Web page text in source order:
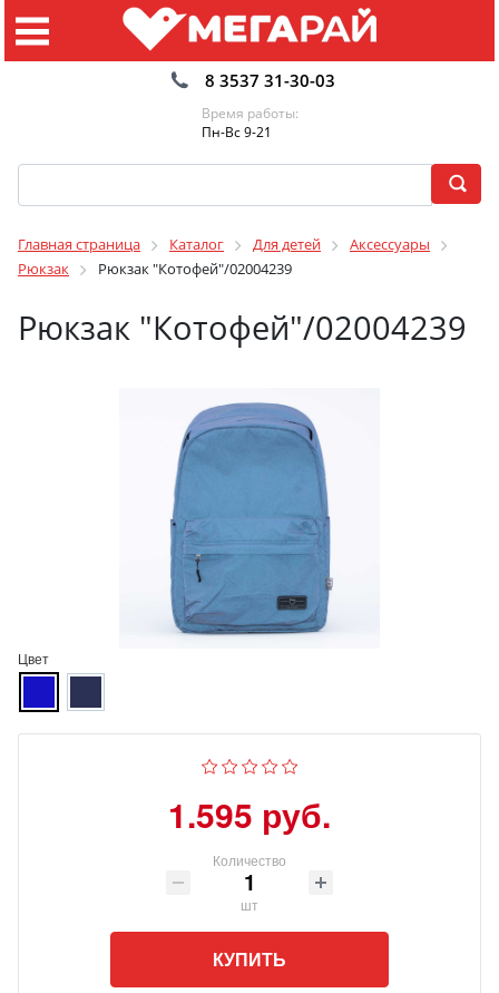
8 3537 31-30-03
Время работы:
Пн-Вс 9-21
Главная страница Каталог Для детей
Аксессуары
Рюкзак
Рюкзак "Котофей"/02004239
Рюкзак "Котофей"/02004239
Цвет
1.595 руб.
Количество
шт
КУПИТЬ